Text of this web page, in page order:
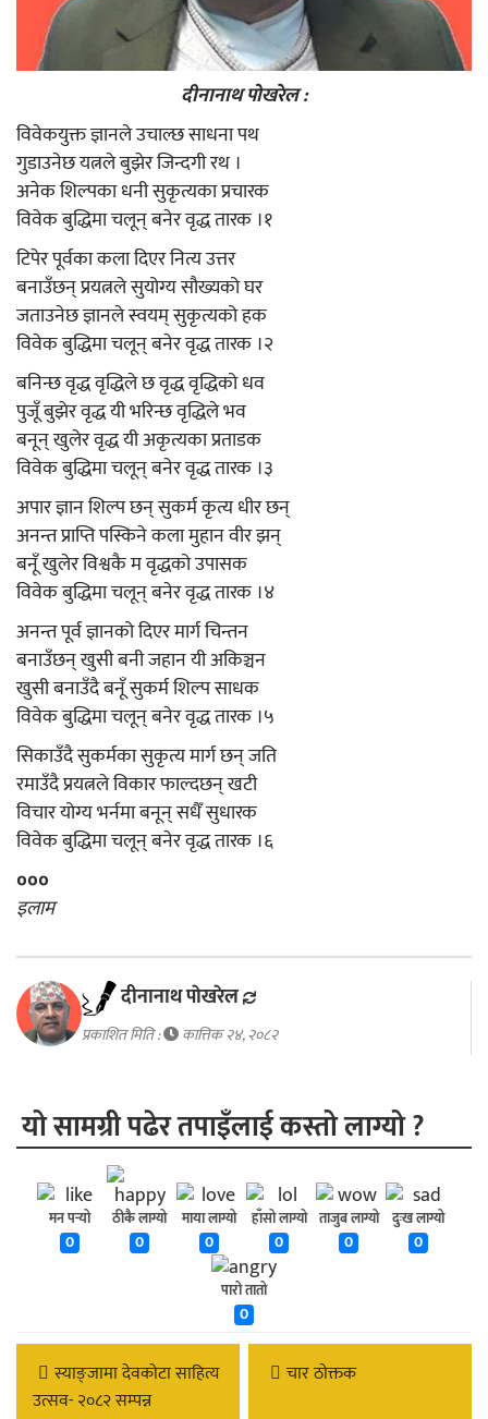
दीनानाथ पोखरेल :
विवेकयुक्त ज्ञान‌ले उचाल्छ साधना पथ
गुडाउनेछ यत्नले बुझेर जिन्दगी रथ ।
अनेक शिल्पका धनी सुकृत्यका प्रचारक
विवेक बुद्धि‌मा चलून् बनेर वृद्ध तारक ।१
टिपेर पूर्वका कला दिएर नित्य उत्तर
बनाउँछन् प्रयत्न‌ले सुयोग्य सौख्यको घर
जताउनेछ ज्ञान‌ले स्वयम् सुकृत्यको हक
विवेक बुद्धिमा चलून् बनेर वृद्ध तारक ।२
बनिन्छ वृद्ध वृद्धिले छ वृद्ध वृद्धिको धव
पुजूँ बुझेर वृद्ध यी भरिन्छ वृद्धिले भव
बनून् खुलेर वृद्ध यी अकृत्यका प्रताडक
विवेक बुद्धिमा चलून् बनेर वृद्ध तारक ।३
अपार ज्ञान शिल्प छन् सुकर्म कृत्य धीर छन् ‌
अनन्त प्राप्ति पस्किने कला मुहान वीर झन्
बनूँ खुलेर विश्वकै म वृद्धको उपासक
विवेक बुद्धिमा चलून् बनेर वृद्ध तारक ।४
अनन्त पूर्व ज्ञानको दिएर मार्ग चिन्तन
बनाउँछन् खुसी बनी जहान यी अकिञ्चन
खुसी बनाउँदै बनूँ सुकर्म शिल्प साधक
विवेक बुद्धिमा चलून् बनेर वृद्ध तारक ।५
सिकाउँदै सुकर्मका सुकृत्य मार्ग छन् जति
रमाउँदै प्रयत्नले विकार फाल्दछन् खटी
विचार योग्य भर्नमा बनून् सधैँ सुधारक
विवेक बुद्धिमा चलून् बनेर वृद्ध तारक ।६
०००
इलाम
दीनानाथ पाेखरेल
प्रकाशित मिति : कात्तिक २४, २०८२
यो सामग्री पढेर तपाइँलाई कस्तो लाग्यो ?
मन पर्‍यो
0
ठीकै लाग्यो
0
माया लाग्यो
0
हाँसो लाग्यो
0
ताजुब लाग्यो
0
दुःख लाग्यो
0
पारो तातो
0
स्याङ्जामा देवकोटा साहित्य
उत्सव- २०८२ सम्पन्न
चार ठाेक्तक